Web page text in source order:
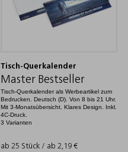
Tisch-Querkalender
Master Bestseller
Tisch-Querkalender als Werbeartikel zum
Bedrucken. Deutsch (D). Von 8 bis 21 Uhr.
Mit 3-Monatsübersicht. Klares Design. Inkl.
4C-Druck.
3 Varianten
ab 25 Stück / ab 2,19 €